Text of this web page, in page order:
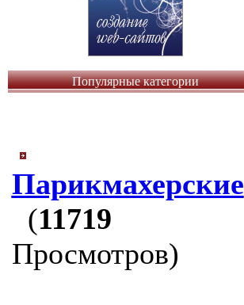
Популярные категории
Парикмахерские
(11719
Просмотров)